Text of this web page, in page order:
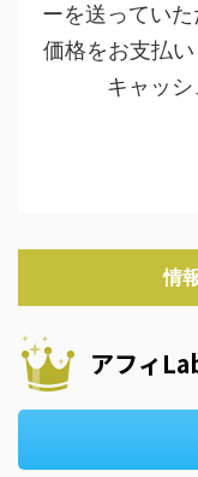
ーを送ってい
価格をお支払
キャッ
情
アフィ